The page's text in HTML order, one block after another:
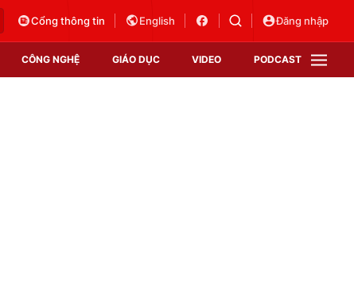
Cổng thông tin English Đăng nhập
CÔNG NGHỆ GIÁO DỤC VIDEO PODCAST